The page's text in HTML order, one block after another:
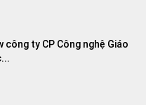
công ty CP Công nghệ Giáo